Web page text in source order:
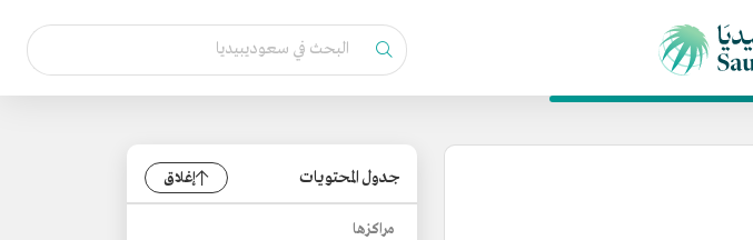
جدول المحتويات إغلاق
مراكزها